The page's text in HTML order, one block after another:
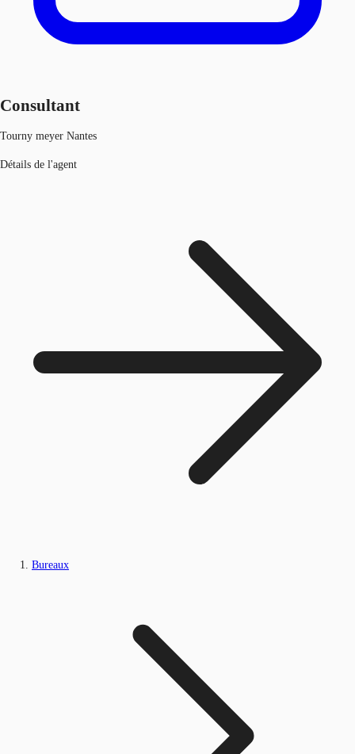
Consultant
Tourny meyer Nantes
Détails de l'agent
Bureaux